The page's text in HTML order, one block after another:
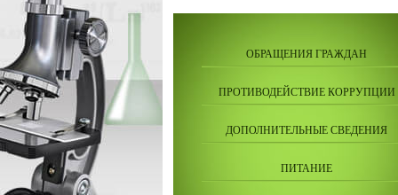
ОБРАЩЕНИЯ ГРАЖДАН
ПРОТИВОДЕЙСТВИЕ КОРРУПЦИИ
ДОПОЛНИТЕЛЬНЫЕ СВЕДЕНИЯ
ПИТАНИЕ